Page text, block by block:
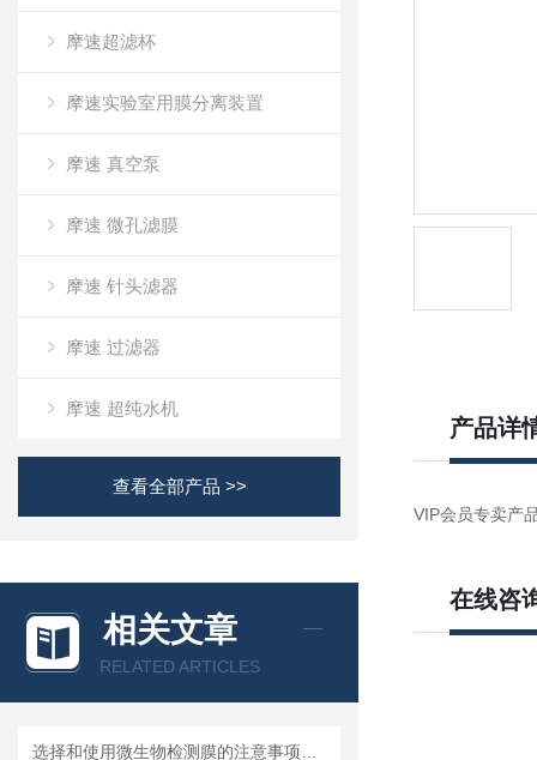
摩速超滤杯
摩速实验室用膜分离装置
摩速 真空泵
摩速 微孔滤膜
摩速 针头滤器
摩速 过滤器
摩速 超纯水机
查看全部产品 >>
相关文章
RELATED ARTICLES
产品详
VIP会员专卖产
在线咨